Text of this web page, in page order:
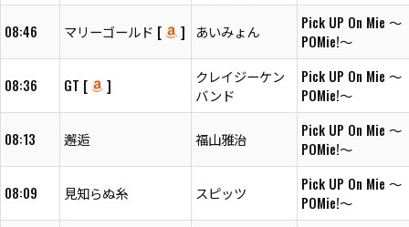
08:46 マリーゴールド [ ] あいみょん
Pick UP On Mie ～
POMie!～
08:36 GT [ ]
クレイジーケン
バンド
Pick UP On Mie ～
POMie!～
08:13 邂逅 福山雅治
Pick UP On Mie ～
POMie!～
08:09 見知らぬ糸 スピッツ
Pick UP On Mie ～
POMie!～